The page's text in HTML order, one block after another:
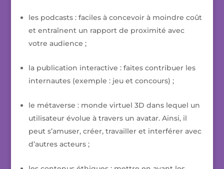
les podcasts : faciles à concevoir à moindre coût
et entraînent un rapport de proximité avec
votre audience ;
la publication interactive : faites contribuer les
internautes (exemple : jeu et concours) ;
le métaverse : monde virtuel 3D dans lequel un
utilisateur évolue à travers un avatar. Ainsi, il
peut s’amuser, créer, travailler et interférer avec
d’autres acteurs ;